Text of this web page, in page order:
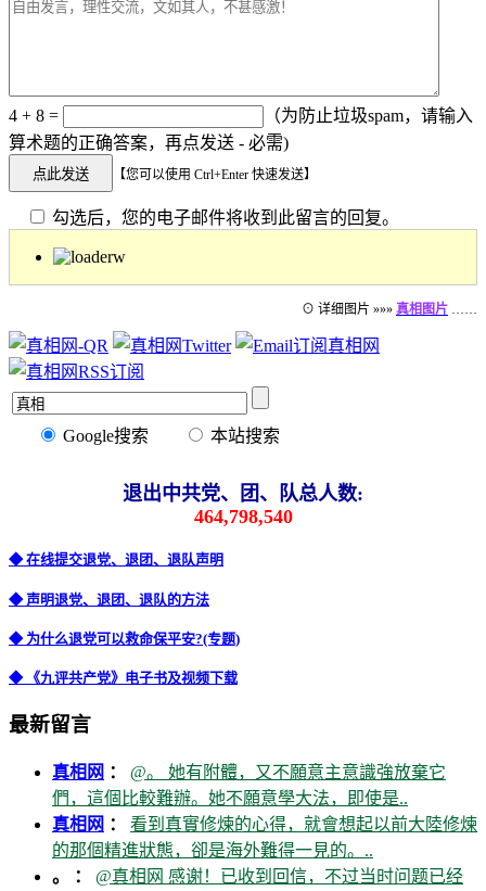
4 + 8 =
（为防止垃圾spam，请输入
算术题的正确答案，再点发送 - 必需)
【您可以使用 Ctrl+Enter 快速发送】
勾选后，您的电子邮件将收到此留言的回复。
⊙ 详细图片 »»» 真相图片 ……
Google搜索 本站搜索
退出中共党、团、队总人数:
464,798,540
◆ 在线提交退党、退团、退队声明
◆ 声明退党、退团、退队的方法
◆ 为什么退党可以救命保平安?(专题)
◆ 《九评共产党》电子书及视频下载
最新留言
真相网 ： @。 她有附體，又不願意主意識強放棄它
們，這個比較難辦。她不願意學大法，即使是..
真相网 ： 看到真實修煉的心得，就會想起以前大陸修煉
的那個精進狀態，卻是海外難得一見的。..
。 ： @真相网 感谢！已收到回信，不过当时问题已经